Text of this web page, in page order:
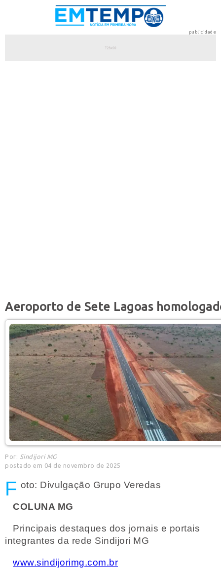
publicidade
Aeroporto de Sete Lagoas
Por: Sindijori MG
postado em 04 de novembro de 2025
F oto: Divulgação Grupo Veredas
COLUNA MG
Principais destaques dos jornais e portais
integrantes da rede Sindijori MG
www.sindijorimg.com.br